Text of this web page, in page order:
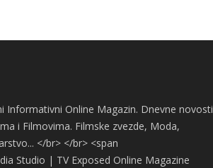
Informativni Online Magazin. Dnevne novosti
i Filmovima. Filmske zvezde, Moda,
</br> </br> <span
Studio | TV Exposed Online Magazine